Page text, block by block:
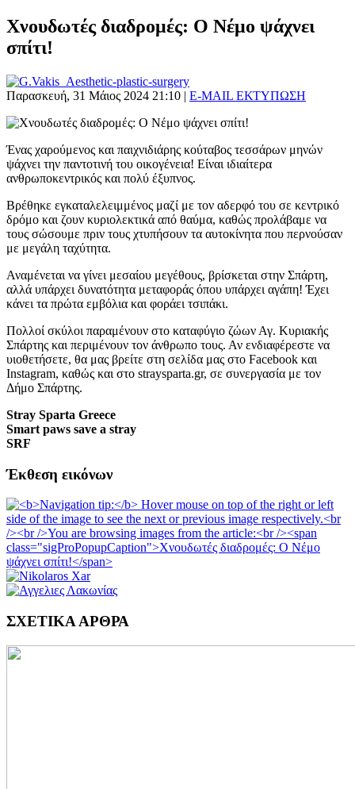
Χνουδωτές διαδρομές: Ο Νέμο ψάχνει
σπίτι!
Παρασκευή, 31 Μάιος 2024 21:10 | E-MAIL ΕΚΤΥΠΩΣΗ
Ένας χαρούμενος και παιχνιδιάρης κούταβος τεσσάρων μηνών
ψάχνει την παντοτινή του οικογένεια! Είναι ιδιαίτερα
ανθρωποκεντρικός και πολύ έξυπνος.
Βρέθηκε εγκαταλελειμμένος μαζί με τον αδερφό του σε κεντρικό
δρόμο και ζουν κυριολεκτικά από θαύμα, καθώς προλάβαμε να
τους σώσουμε πριν τους χτυπήσουν τα αυτοκίνητα που περνούσαν
με μεγάλη ταχύτητα.
Αναμένεται να γίνει μεσαίου μεγέθους, βρίσκεται στην Σπάρτη,
αλλά υπάρχει δυνατότητα μεταφοράς όπου υπάρχει αγάπη! Έχει
κάνει τα πρώτα εμβόλια και φοράει τσιπάκι.
Πολλοί σκύλοι παραμένουν στο καταφύγιο ζώων Αγ. Κυριακής
Σπάρτης και περιμένουν τον άνθρωπο τους. Αν ενδιαφέρεστε να
υιοθετήσετε, θα μας βρείτε στη σελίδα μας στο Facebook και
Instagram, καθώς και στο straysparta.gr, σε συνεργασία με τον
Δήμο Σπάρτης.
Stray Sparta Greece
Smart paws save a stray
SRF
Έκθεση εικόνων
ΣΧΕΤΙΚΑ ΑΡΘΡΑ